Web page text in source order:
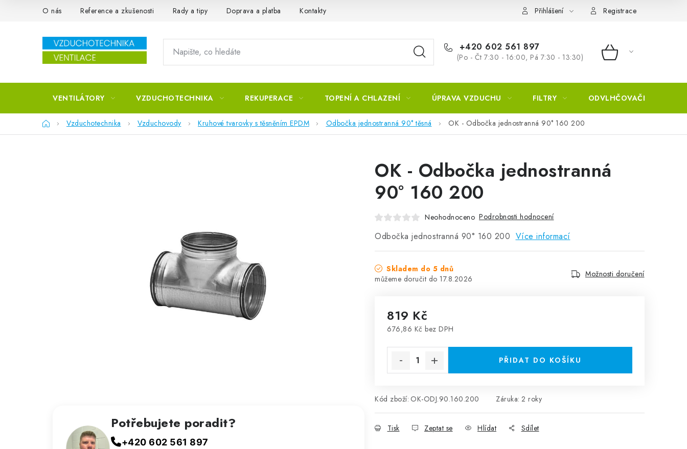
Přejít na obsahO nás Reference a zkušenosti Rady a tipy Doprava a platba Kontakty Přihlášení Registrace
+420 602 561 897
(Po - Čt 7:30 - 16:00, Pá 7:30 - 13:30) NÁKUPNÍ
VENTILÁTORY VZDUCHOTECHNIKA REKUPERACE TOPENÍ A CHLAZENÍ ÚPRAVA VZDUCHU FILTRY ODVLHČOVAČE
DomůVzduchotechnika Vzduchovody Kruhové tvarovky s těsněním EPDM Odbočka jednostranná 90° těsná OK - Odbočka jednostranná 90° 160 200
OK - Odbočka jednostranná
90° 160 200
Neohodnoceno Podrobnosti hodnocení
Odbočka jednostranná 90° 160 200 Více informací
Skladem do 5 dnů
17.8.2026
Možnosti doručení
819 Kč
676,86 Kč bez DPH
PŘIDAT DO KOŠÍKU
Kód zboží: OK-ODJ.90.160.200 Záruka: 2 roky
Tisk Zeptat se Hlídat Sdílet
Potřebujete poradit?
+420 602 561 897